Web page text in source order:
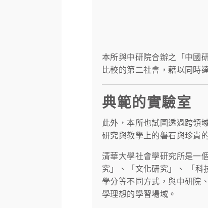
本所與中研院合辦之「中國
比較的第二社會，藉以同時
典範的實驗室
此外，本所也試圖透過跨領
研究與教學上的磐石與珍貴
清華大學社會學研究所是一
究」、「文化研究」、 「科
學分等不同方式，與中研院
學理想的學習場域。